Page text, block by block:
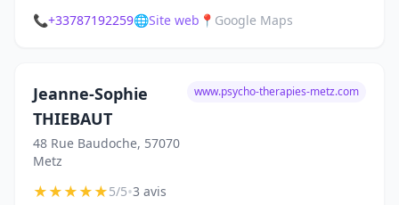
📞+33787192259🌐Site web 📍 Google Maps
Jeanne-Sophie
THIEBAUT
48 Rue Baudoche, 57070
Metz
www.psycho-therapies-metz.com
★★★★★5/5•3 avis